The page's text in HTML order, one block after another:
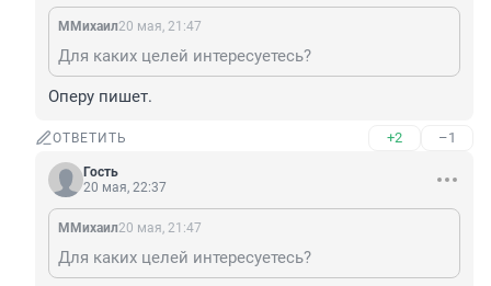
ММихаил20 мая, 21:47
Для каких целей интересуетесь?
Оперу пишет.
ОТВЕТИТЬ +2 –1
Гость
20 мая, 22:37
ММихаил20 мая, 21:47
Для каких целей интересуетесь?